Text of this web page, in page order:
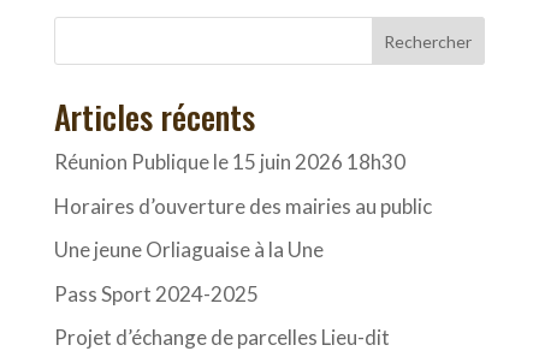
Rechercher
Articles récents
Réunion Publique le 15 juin 2026 18h30
Horaires d’ouverture des mairies au public
Une jeune Orliaguaise à la Une
Pass Sport 2024-2025
Projet d’échange de parcelles Lieu-dit